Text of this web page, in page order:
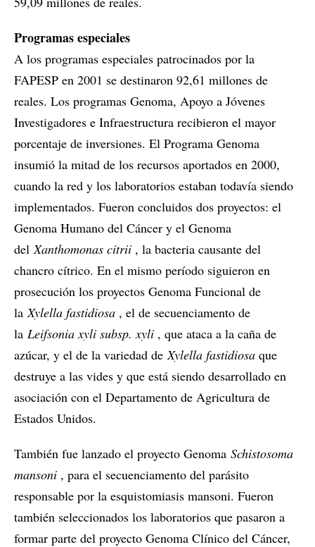
Programas especiales
A los programas especiales patrocinados por la
FAPESP en 2001 se destinaron 92,61 millones de
reales. Los programas Genoma, Apoyo a Jóvenes
Investigadores e Infraestructura recibieron el mayor
porcentaje de inversiones. El Programa Genoma
insumió la mitad de los recursos aportados en 2000,
cuando la red y los laboratorios estaban todavía siendo
implementados. Fueron concluidos dos proyectos: el
Genoma Humano del Cáncer y el Genoma
delXanthomonas citrii , la bacteria causante del
chancro cítrico. En el mismo período siguieron en
prosecución los proyectos Genoma Funcional de
laXylella fastidiosa , el de secuenciamento de
la Leifsonia xyli subsp. xyli , que ataca a la caña de
azúcar, y el de la variedad deXylella fastidiosa que
destruye a las vides y que está siendo desarrollado en
asociación con el Departamento de Agricultura de
Estados Unidos.
También fue lanzado el proyecto Genoma Schistosoma
mansoni , para el secuenciamento del parásito
responsable por la esquistomiasis mansoni. Fueron
también seleccionados los laboratorios que pasaron a
formar parte del proyecto Genoma Clínico del Cáncer,